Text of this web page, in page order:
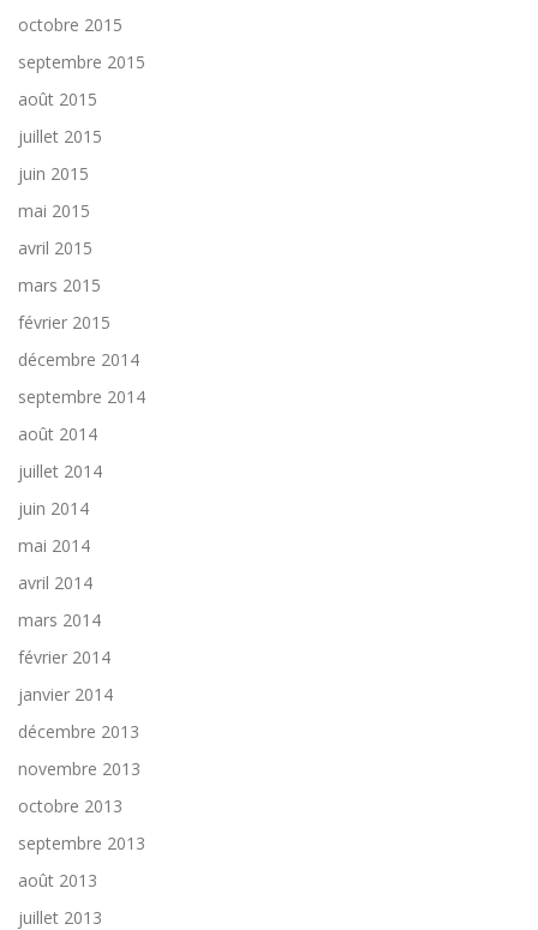
octobre 2015
septembre 2015
août 2015
juillet 2015
juin 2015
mai 2015
avril 2015
mars 2015
février 2015
décembre 2014
septembre 2014
août 2014
juillet 2014
juin 2014
mai 2014
avril 2014
mars 2014
février 2014
janvier 2014
décembre 2013
novembre 2013
octobre 2013
septembre 2013
août 2013
juillet 2013